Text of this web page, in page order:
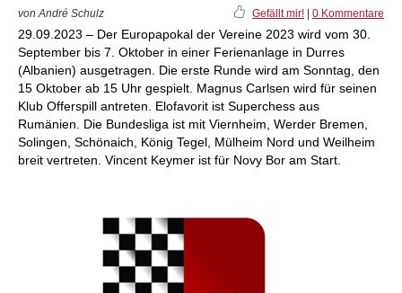
von André Schulz Gefällt mir! 0 Kommentare
29.09.2023 – Der Europapokal der Vereine 2023 wird vom 30.
September bis 7. Oktober in einer Ferienanlage in Durres
(Albanien) ausgetragen. Die erste Runde wird am Sonntag, den
15 Oktober ab 15 Uhr gespielt. Magnus Carlsen wird für seinen
Klub Offerspill antreten. Elofavorit ist Superchess aus
Rumänien. Die Bundesliga ist mit Viernheim, Werder Bremen,
Solingen, Schönaich, König Tegel, Mülheim Nord und Weilheim
breit vertreten. Vincent Keymer ist für Novy Bor am Start.